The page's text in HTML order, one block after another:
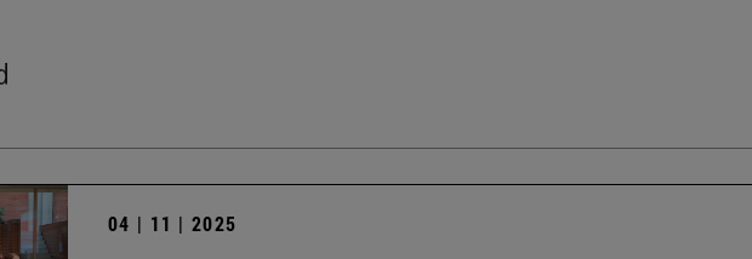
04 | 11 | 2025